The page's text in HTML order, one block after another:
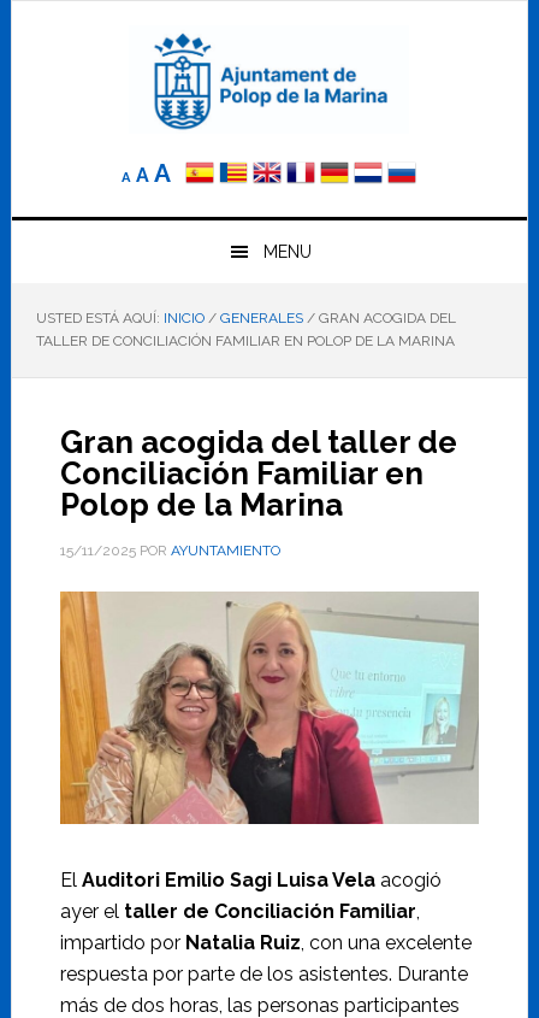
A
Reducir
elA Tamaño
AAumentar
el
tamaño
letra
MENU
USTED ESTÁ AQUÍ: INICIO / GENERALES /GRAN ACOGIDA DEL
TALLER DE CONCILIACIÓN FAMILIAR EN POLOP DE LA MARINA
Gran acogida del taller de
Conciliación Familiar en
Polop de la Marina
15/11/2025POR AYUNTAMIENTO
El Auditori Emilio Sagi Luisa Velaacogió
ayer el taller de Conciliación Familiar
impartido por Natalia Ruiz , con una excelente
respuesta por parte de los asistentes. Durante
más de dos horas, las personas participantes